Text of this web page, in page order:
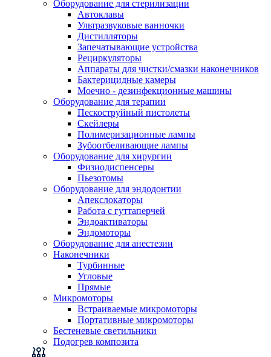
Оборудование для стерилизации
Автоклавы
Ультразвуковые ванночки
Дистилляторы
Запечатывающие устройства
Рециркуляторы
Аппараты для чистки/смазки наконечников
Бактерицидные камеры
Моечно - дезинфекционные машины
Оборудование для терапии
Пескоструйный пистолеты
Скейлеры
Полимеризационные лампы
Зубоотбеливающие лампы
Оборудование для хирургии
Физиодиспенсеры
Пьезотомы
Оборудование для эндодонтии
Апекслокаторы
Работа с гуттаперчей
Эндоактиваторы
Эндомоторы
Оборудование для анестезии
Наконечники
Турбинные
Угловые
Прямые
Микромоторы
Встраиваемые микромоторы
Портативные микромоторы
Бестеневые светильники
Подогрев композита